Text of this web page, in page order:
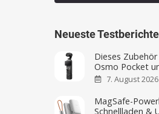
Neueste Testberichte
Dieses
Osmo Pocket
7. August 2026
MagSafe-
Schnellladen &